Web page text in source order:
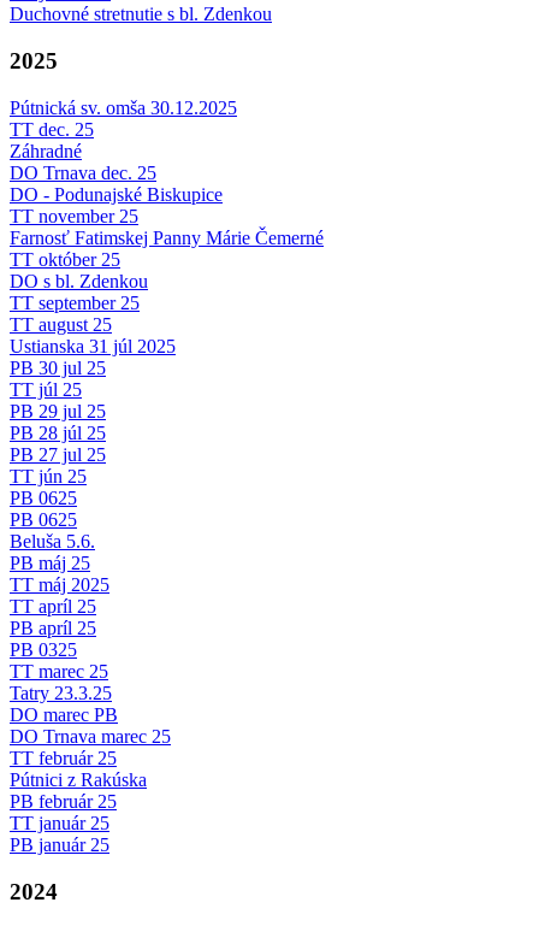
Duchovné stretnutie s bl. Zdenkou
2025
Pútnická sv. omša 30.12.2025
TT dec. 25
Záhradné
DO Trnava dec. 25
DO - Podunajské Biskupice
TT november 25
Farnosť Fatimskej Panny Márie Čemerné
TT október 25
DO s bl. Zdenkou
TT september 25
TT august 25
Ustianska 31 júl 2025
PB 30 jul 25
TT júl 25
PB 29 jul 25
PB 28 júl 25
PB 27 jul 25
TT jún 25
PB 0625
PB 0625
Beluša 5.6.
PB máj 25
TT máj 2025
TT apríl 25
PB apríl 25
PB 0325
TT marec 25
Tatry 23.3.25
DO marec PB
DO Trnava marec 25
TT február 25
Pútnici z Rakúska
PB február 25
TT január 25
PB január 25
2024